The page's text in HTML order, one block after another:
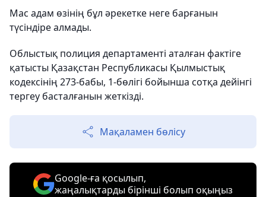
Мас адам өзінің бұл әрекетке неге барғанын
түсіндіре алмады.
Облыстық полиция департаменті аталған фактіге
қатысты Қазақстан Республикасы Қылмыстық
кодексінің 273-бабы, 1-бөлігі бойынша сотқа дейінгі
тергеу басталғанын жеткізді.
Мақаламен бөлісу
Google-ға қосылып,
жаңалықтарды бірінші болып оқыңыз